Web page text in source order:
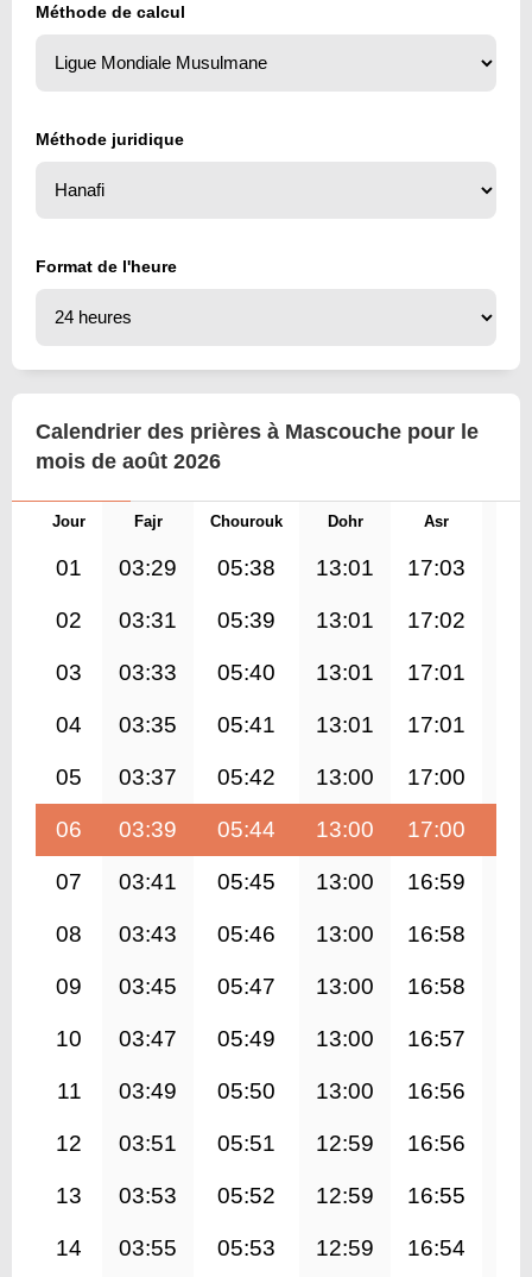
Méthode de calcul
Méthode juridique
Format de l'heure
Calendrier des prières à Mascouche pour le
mois de août 2026
Jour Fajr Chourouk Dohr Asr
01 03:29 05:38 13:01 17:03
02 03:31 05:39 13:01 17:02
03 03:33 05:40 13:01 17:01
04 03:35 05:41 13:01 17:01
05 03:37 05:42 13:00 17:00
06 03:39 05:44 13:00 17:00
07 03:41 05:45 13:00 16:59
08 03:43 05:46 13:00 16:58
09 03:45 05:47 13:00 16:58
10 03:47 05:49 13:00 16:57
11 03:49 05:50 13:00 16:56
12 03:51 05:51 12:59 16:56
13 03:53 05:52 12:59 16:55
14 03:55 05:53 12:59 16:54